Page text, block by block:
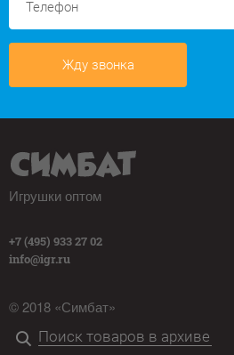
Жду звонка
Игрушки оптом
+7 (495) 933 27 02
info@igr.ru
© 2018 «Симбат»